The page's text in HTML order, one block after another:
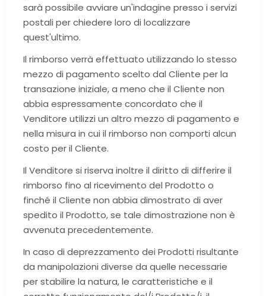
sarà possibile avviare un'indagine presso i servizi
postali per chiedere loro di localizzare
quest'ultimo.
Il rimborso verrà effettuato utilizzando lo stesso
mezzo di pagamento scelto dal Cliente per la
transazione iniziale, a meno che il Cliente non
abbia espressamente concordato che il
Venditore utilizzi un altro mezzo di pagamento e
nella misura in cui il rimborso non comporti alcun
costo per il Cliente.
Il Venditore si riserva inoltre il diritto di differire il
rimborso fino al ricevimento del Prodotto o
finché il Cliente non abbia dimostrato di aver
spedito il Prodotto, se tale dimostrazione non è
avvenuta precedentemente.
In caso di deprezzamento dei Prodotti risultante
da manipolazioni diverse da quelle necessarie
per stabilire la natura, le caratteristiche e il